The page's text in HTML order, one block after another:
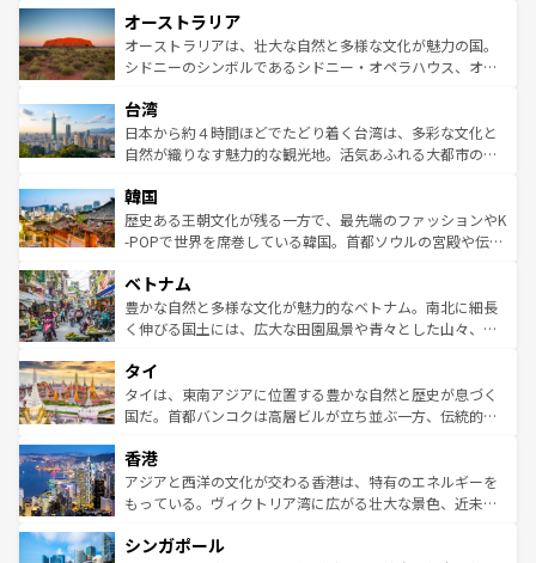
部のニューオーリンズでは、音楽と美食が融合した独特の
文化が魅力。旅行者はアメリカの各地域で異なる魅力を楽
しみながら、その多様性と豊かな歴史を感じることができ
ならではの贅沢な旅のスタイルだ。 なお、新着のアメリカ
情報はコンテンツ一覧を参照してほしい。
ワイ島は見逃せない。また、定番の観光地といえばオアフ
島だが、静かな自然を求めるならマウイ島やカウアイ島が
おすすめ。エメラルドグリーンに輝く海をはじめ、豊かな
れるおもてなしの心で訪れる人々を迎えてくれるハワイの
人々、おいしいローカルフードやハワイアンミュージッ
ク、伝統的なフラダンスなど、すべてがハワイの魅力を彩
ワイを、存分に味わってほしい。 なお、新着のハワイ情報
はコンテンツ一覧を参照してほしい。
オーストラリア
オーストラリアは、壮大な自然と多様な文化が魅力の国。
シドニーのシンボルであるシドニー・オペラハウス、オー
リアリーフや大陸中央部にそびえるウルル（エアーズロッ
ク）、タスマニアの美しい原生林やケアンズの熱帯雨林な
ど、見どころがたくさん。また、カフェやワイン、オージ
いる。アクティビティも充実しており、サーフィンやダイ
ビング、ハイキングなど、アウトドア好きにはたまらな
い。オーストラリアの多彩な魅力を存分に味わいつくそ
参照してほしい。
台湾
日本から約４時間ほどでたどり着く台湾は、多彩な文化と
自然が織りなす魅力的な観光地。活気あふれる大都市の台
ン）、静ひつな山岳地帯である台湾東部など、都市の喧騒
と山間の静けさが共存しており、訪れる人に新しい発見と
驚きをもたらしてくれる。また、奥深い台湾の食文化も魅
容にもいいと評判のスイーツなど、バラエティ豊かな料理
が味わえる。 なお、新着の台湾情報は コンテンツ一覧を参
照してほしい。
韓国
歴史ある王朝文化が残る一方で、最先端のファッションやK
-POPで世界を席巻している韓国。首都ソウルの宮殿や伝統
き、地方に足を延ばせば四季折々の自然美を楽しむことが
できる。そして、キムチや焼肉、絶品のストリートフード
まで、さまざまな韓国料理が待っている。夜には、韓国な
リティに包まれながら、韓国の多彩な魅力を心ゆくまで味
わってみてほしい。 なお、新着の韓国情報はコンテンツ一
覧を参照してほしい。
ベトナム
豊かな自然と多様な文化が魅力的なベトナム。南北に細長
く伸びる国土には、広大な田園風景や青々とした山々、世
急速な発展と共に伝統が息づく。ハノイの古い町並みやホ
ーチミン市のフランス統治時代の建物も、独特の雰囲気を
醸し出している。また、バラエティの豊かさとおいしさで
とつ。フォーやバインミー、ベトナムコーヒーなどは、ぜ
ひ現地で味わいたい。どの地域を訪れてもあたたかい人々
が旅行者を迎えてくれるので、きっと忘れられない旅にな
参照してほしい。
タイ
タイは、東南アジアに位置する豊かな自然と歴史が息づく
国だ。首都バンコクは高層ビルが立ち並ぶ一方、伝統的な
の活気が交差している。北部ではチェンマイなどの山岳地
帯で自然と触れ合い、南部ではプーケットやクラビの美し
いビーチでリゾート気分を楽しむことができる。タイ料理
激する。気候は一年中温暖で、どの季節にも異なる楽しみ
香港
アジアと西洋の文化が交わる香港は、特有のエネルギーを
もっている。ヴィクトリア湾に広がる壮大な景色、近未来
み、どこを訪れても感動するはず。観光スポットが密集し
シンガポール